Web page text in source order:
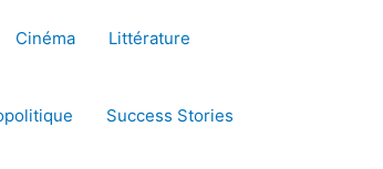
Cinéma Littérature
Success Stories